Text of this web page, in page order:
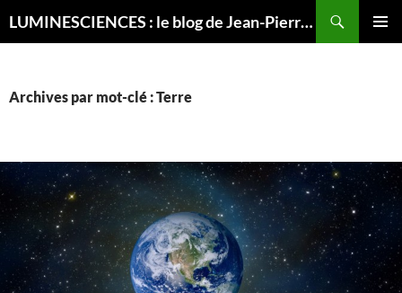
LUMINESCIENCES : le blog de Jean-Pierre LUMINET, astrophysicien
Archives par mot-clé : Terre